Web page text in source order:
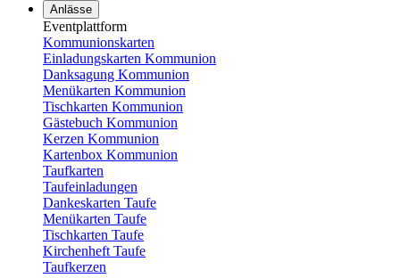
Anlässe
Eventplattform
Kommunionskarten
Einladungskarten Kommunion
Danksagung Kommunion
Menükarten Kommunion
Tischkarten Kommunion
Gästebuch Kommunion
Kerzen Kommunion
Kartenbox Kommunion
Taufkarten
Taufeinladungen
Dankeskarten Taufe
Menükarten Taufe
Tischkarten Taufe
Kirchenheft Taufe
Taufkerzen